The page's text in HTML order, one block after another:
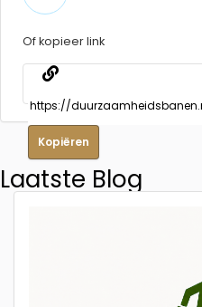
Of kopieer link
Kopiëren
Laatste Blog